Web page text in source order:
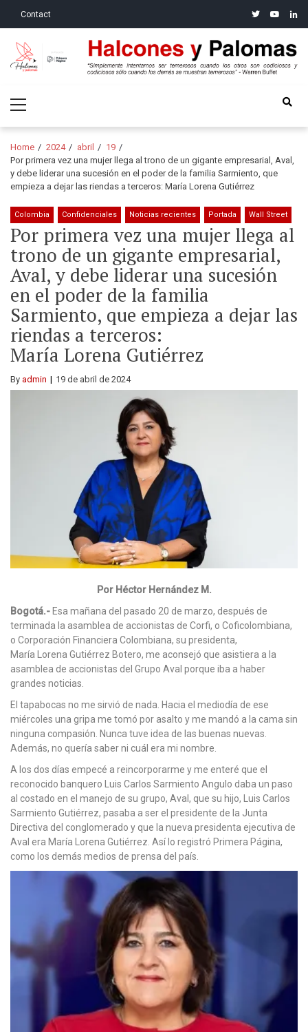
Contact twitteryoutube
Halcones y Palomas
Menu
Home 2024 abril
19
Por primera vez una mujer llega al trono de un gigante empresarial, Aval,
y debe liderar una sucesión en el poder de la familia Sarmiento, que
empieza a dejar las riendas a terceros: María Lorena Gutiérrez
Colombia Confidenciales Noticias recientes Portada Wall Street
Por primera vez una mujer llega al
trono de un gigante empresarial,
Aval, y debe liderar una sucesión
en el poder de la familia
Sarmiento, que empieza a dejar las
riendas a terceros:
María Lorena Gutiérrez
By admin 19 de abril de 2024
Por Héctor Hernández M.
Bogotá.- Esa mañana del pasado 20 de marzo, después de
terminada la asamblea de accionistas de Corfi, o Coficolombiana,
o Corporación Financiera Colombiana, su presidenta,
María Lorena Gutiérrez Botero, me aconsejó que asistiera a la
asamblea de accionistas del Grupo Aval porque iba a haber
grandes noticias.
El tapabocas no me sirvió de nada. Hacia el mediodía de ese
miércoles una gripa me tomó por asalto y me mandó a la cama sin
ninguna compasión. Nunca tuve idea de las buenas nuevas.
Además, no quería saber ni cuál era mi nombre.
A los dos días empecé a reincorporarme y me enteré que el
reconocido banquero Luis Carlos Sarmiento Angulo daba un paso
al costado en el manejo de su grupo, Aval, que su hijo, Luis Carlos
Sarmiento Gutiérrez, pasaba a ser el presidente de la Junta
Directiva del conglomerado y que la nueva presidenta ejecutiva de
Aval era María Lorena Gutiérrez. Así lo registró Primera Página,
como los demás medios de prensa del país.